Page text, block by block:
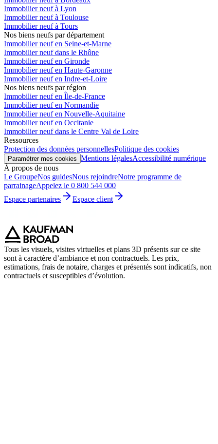
Immobilier neuf à Lyon
Immobilier neuf à Toulouse
Immobilier neuf à Tours
Nos biens neufs par département
Immobilier neuf en Seine-et-Marne
Immobilier neuf dans le Rhône
Immobilier neuf en Gironde
Immobilier neuf en Haute-Garonne
Immobilier neuf en Indre-et-Loire
Nos biens neufs par région
Immobilier neuf en Île-de-France
Immobilier neuf en Normandie
Immobilier neuf en Nouvelle-Aquitaine
Immobilier neuf en Occitanie
Immobilier neuf dans le Centre Val de Loire
Ressources
Protection des données personnellesPolitique des cookies
Paramétrer mes cookies Mentions légalesAccessibilité numérique
À propos de nous
Le GroupeNos guidesNous rejoindreNotre programme de
parrainageAppelez le 0 800 544 000
Espace partenaires
Espace client
Tous les visuels, visites virtuelles et plans 3D présents sur ce site
sont à caractère d’ambiance et non contractuels. Les prix,
estimations, frais de notaire, charges et présentés sont indicatifs, non
contractuels et susceptibles d’évolution.